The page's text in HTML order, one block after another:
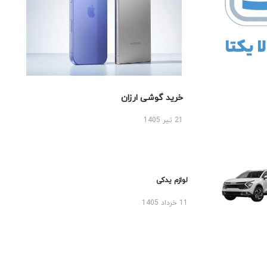
خرید گوشی ارزان
لوازم یدکی